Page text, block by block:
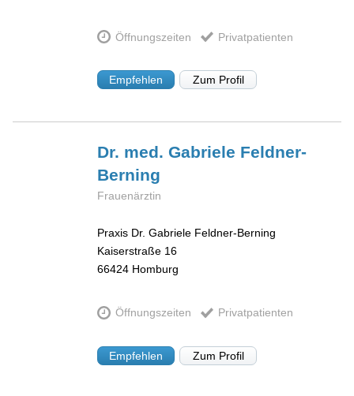
Öffnungszeiten Privatpatienten
Empfehlen Zum Profil
Dr. med. Gabriele Feldner-
Berning
Frauenärztin
Praxis Dr. Gabriele Feldner-Berning
Kaiserstraße 16
66424 Homburg
Öffnungszeiten Privatpatienten
Empfehlen Zum Profil